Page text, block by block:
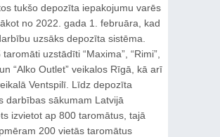
tukšo depozīta iepakojumu varēs
no 2022. gada 1. februāra, kad
uzsāks depozīta sistēma.
uzstādīti “Maxima”, “Rimi”,
“Alko Outlet” veikalos Rīgā, kā arī
Ventspilī. Līdz depozīta
darbības sākumam Latvijā
izvietot ap 800 taromātus, tajā
200 vietās taromātus